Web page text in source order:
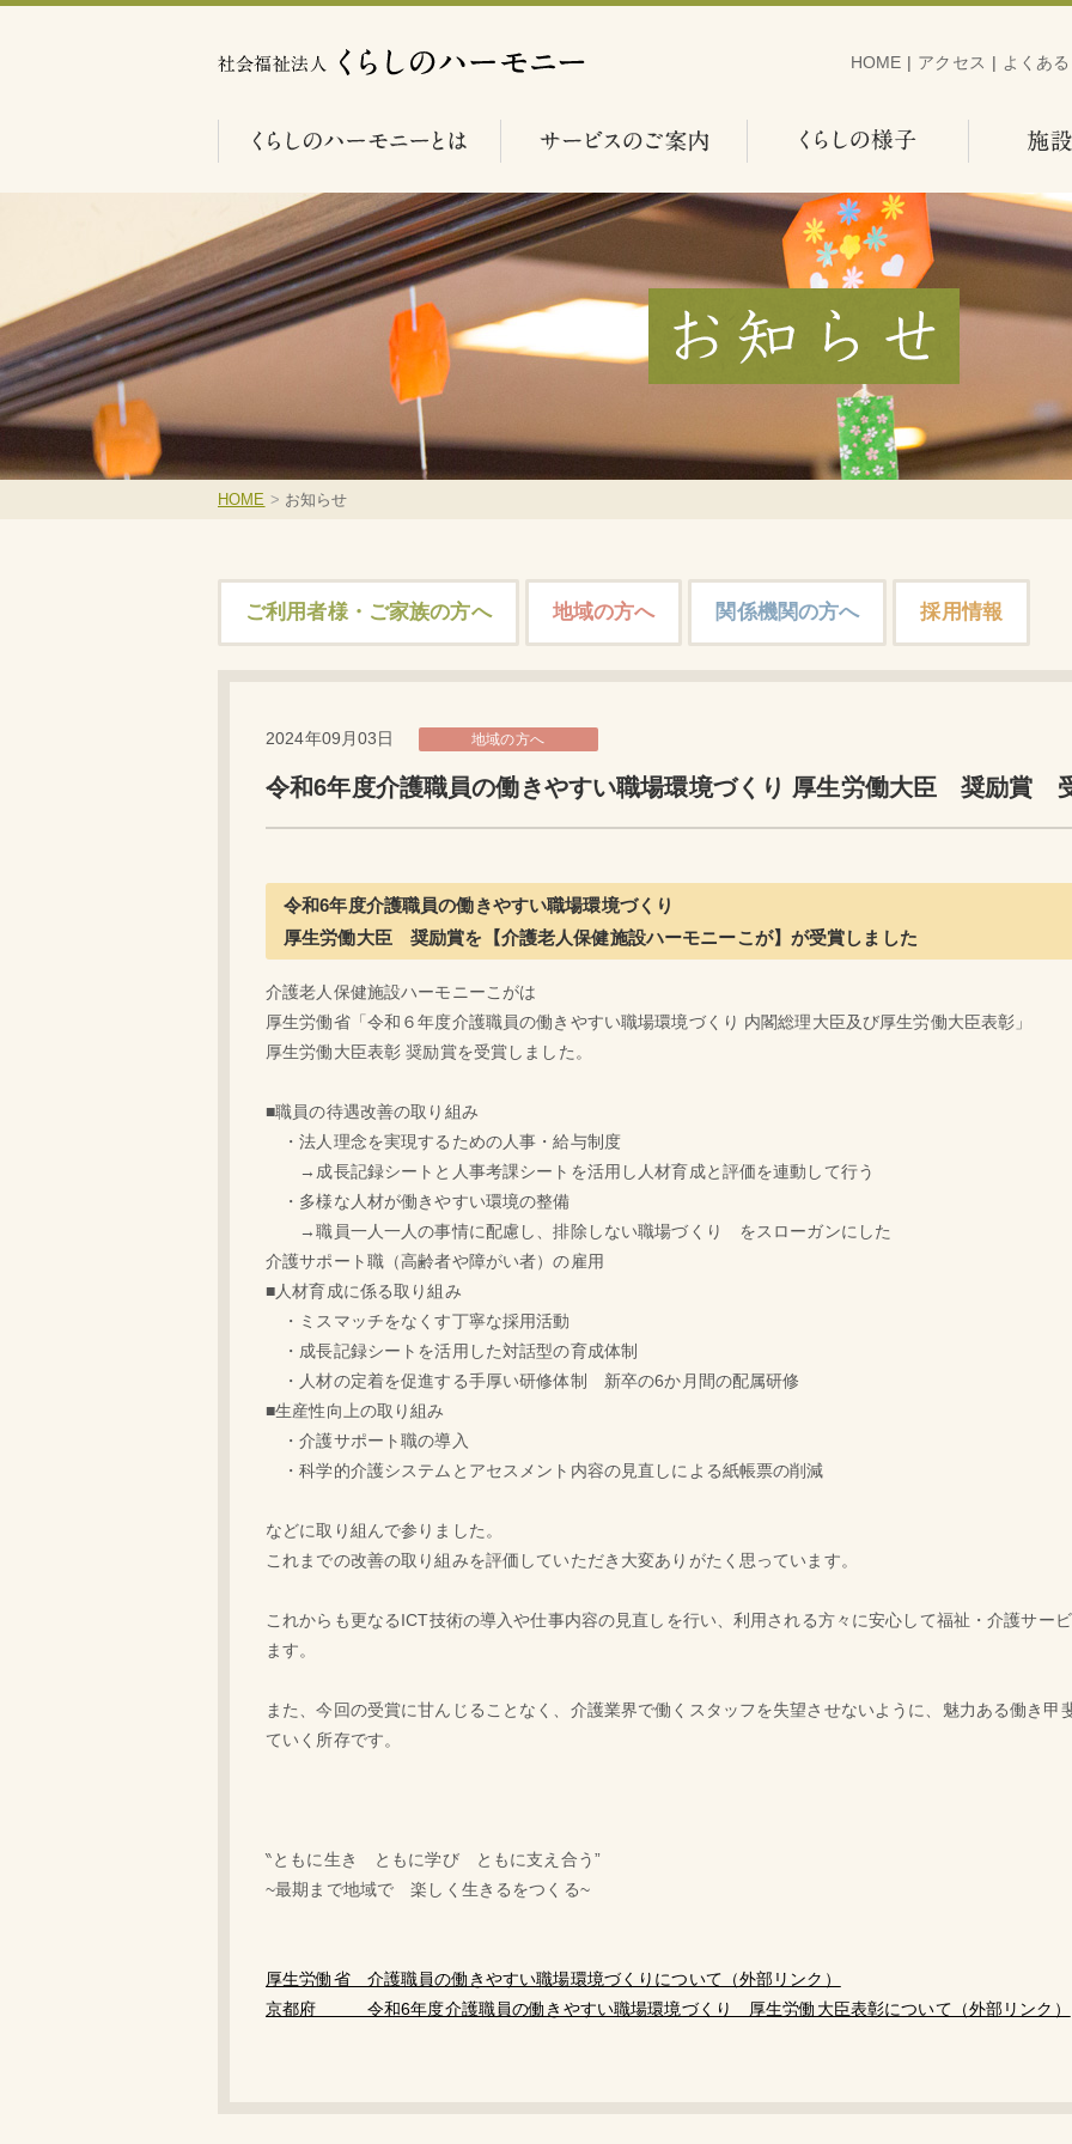
HOME | アクセス | よくあ
HOME > お知らせ
ご利用者様・ご家族の方へ 地域の方へ 関係機関の方へ 採用情報
2024年09月03日 地域の方へ
令和6年度介護職員の働きやすい職場環境づくり 厚生労働大臣 奨励賞
令和6年度介護職員の働きやすい職場環境づくり
厚生労働大臣 奨励賞を【介護老人保健施設ハーモニーこが】が受賞しました
介護老人保健施設ハーモニーこがは
厚生労働省「令和６年度介護職員の働きやすい職場環境づくり 内閣総理大臣及び厚生労働大臣表彰」
厚生労働大臣表彰 奨励賞を受賞しました。
■職員の待遇改善の取り組み
・法人理念を実現するための人事・給与制度
→成長記録シートと人事考課シートを活用し人材育成と評価を連動して行う
・多様な人材が働きやすい環境の整備
→職員一人一人の事情に配慮し、排除しない職場づくり をスローガンにした
介護サポート職（高齢者や障がい者）の雇用
■人材育成に係る取り組み
・ミスマッチをなくす丁寧な採用活動
・成長記録シートを活用した対話型の育成体制
・人材の定着を促進する手厚い研修体制 新卒の6か月間の配属研修
■生産性向上の取り組み
・介護サポート職の導入
・科学的介護システムとアセスメント内容の見直しによる紙帳票の削減
などに取り組んで参りました。
これまでの改善の取り組みを評価していただき大変ありがたく思っています。
これからも更なるICT技術の導入や仕事内容の見直しを行い、利用される方々に安心して福祉・介護サー
ます。
また、今回の受賞に甘んじることなく、介護業界で働くスタッフを失望させないように、魅力ある働き甲
ていく所存です。
‶ともに生き ともに学び ともに支え合う”
~最期まで地域で 楽しく生きるをつくる~
厚生労働省 介護職員の働きやすい職場環境づくりについて（外部リンク）
京都府 令和6年度介護職員の働きやすい職場環境づくり 厚生労働大臣表彰について（外部リンク）